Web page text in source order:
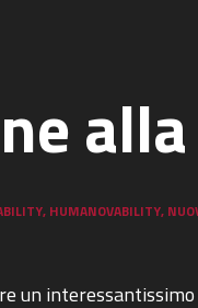
, HUMANOVABILITY,
un